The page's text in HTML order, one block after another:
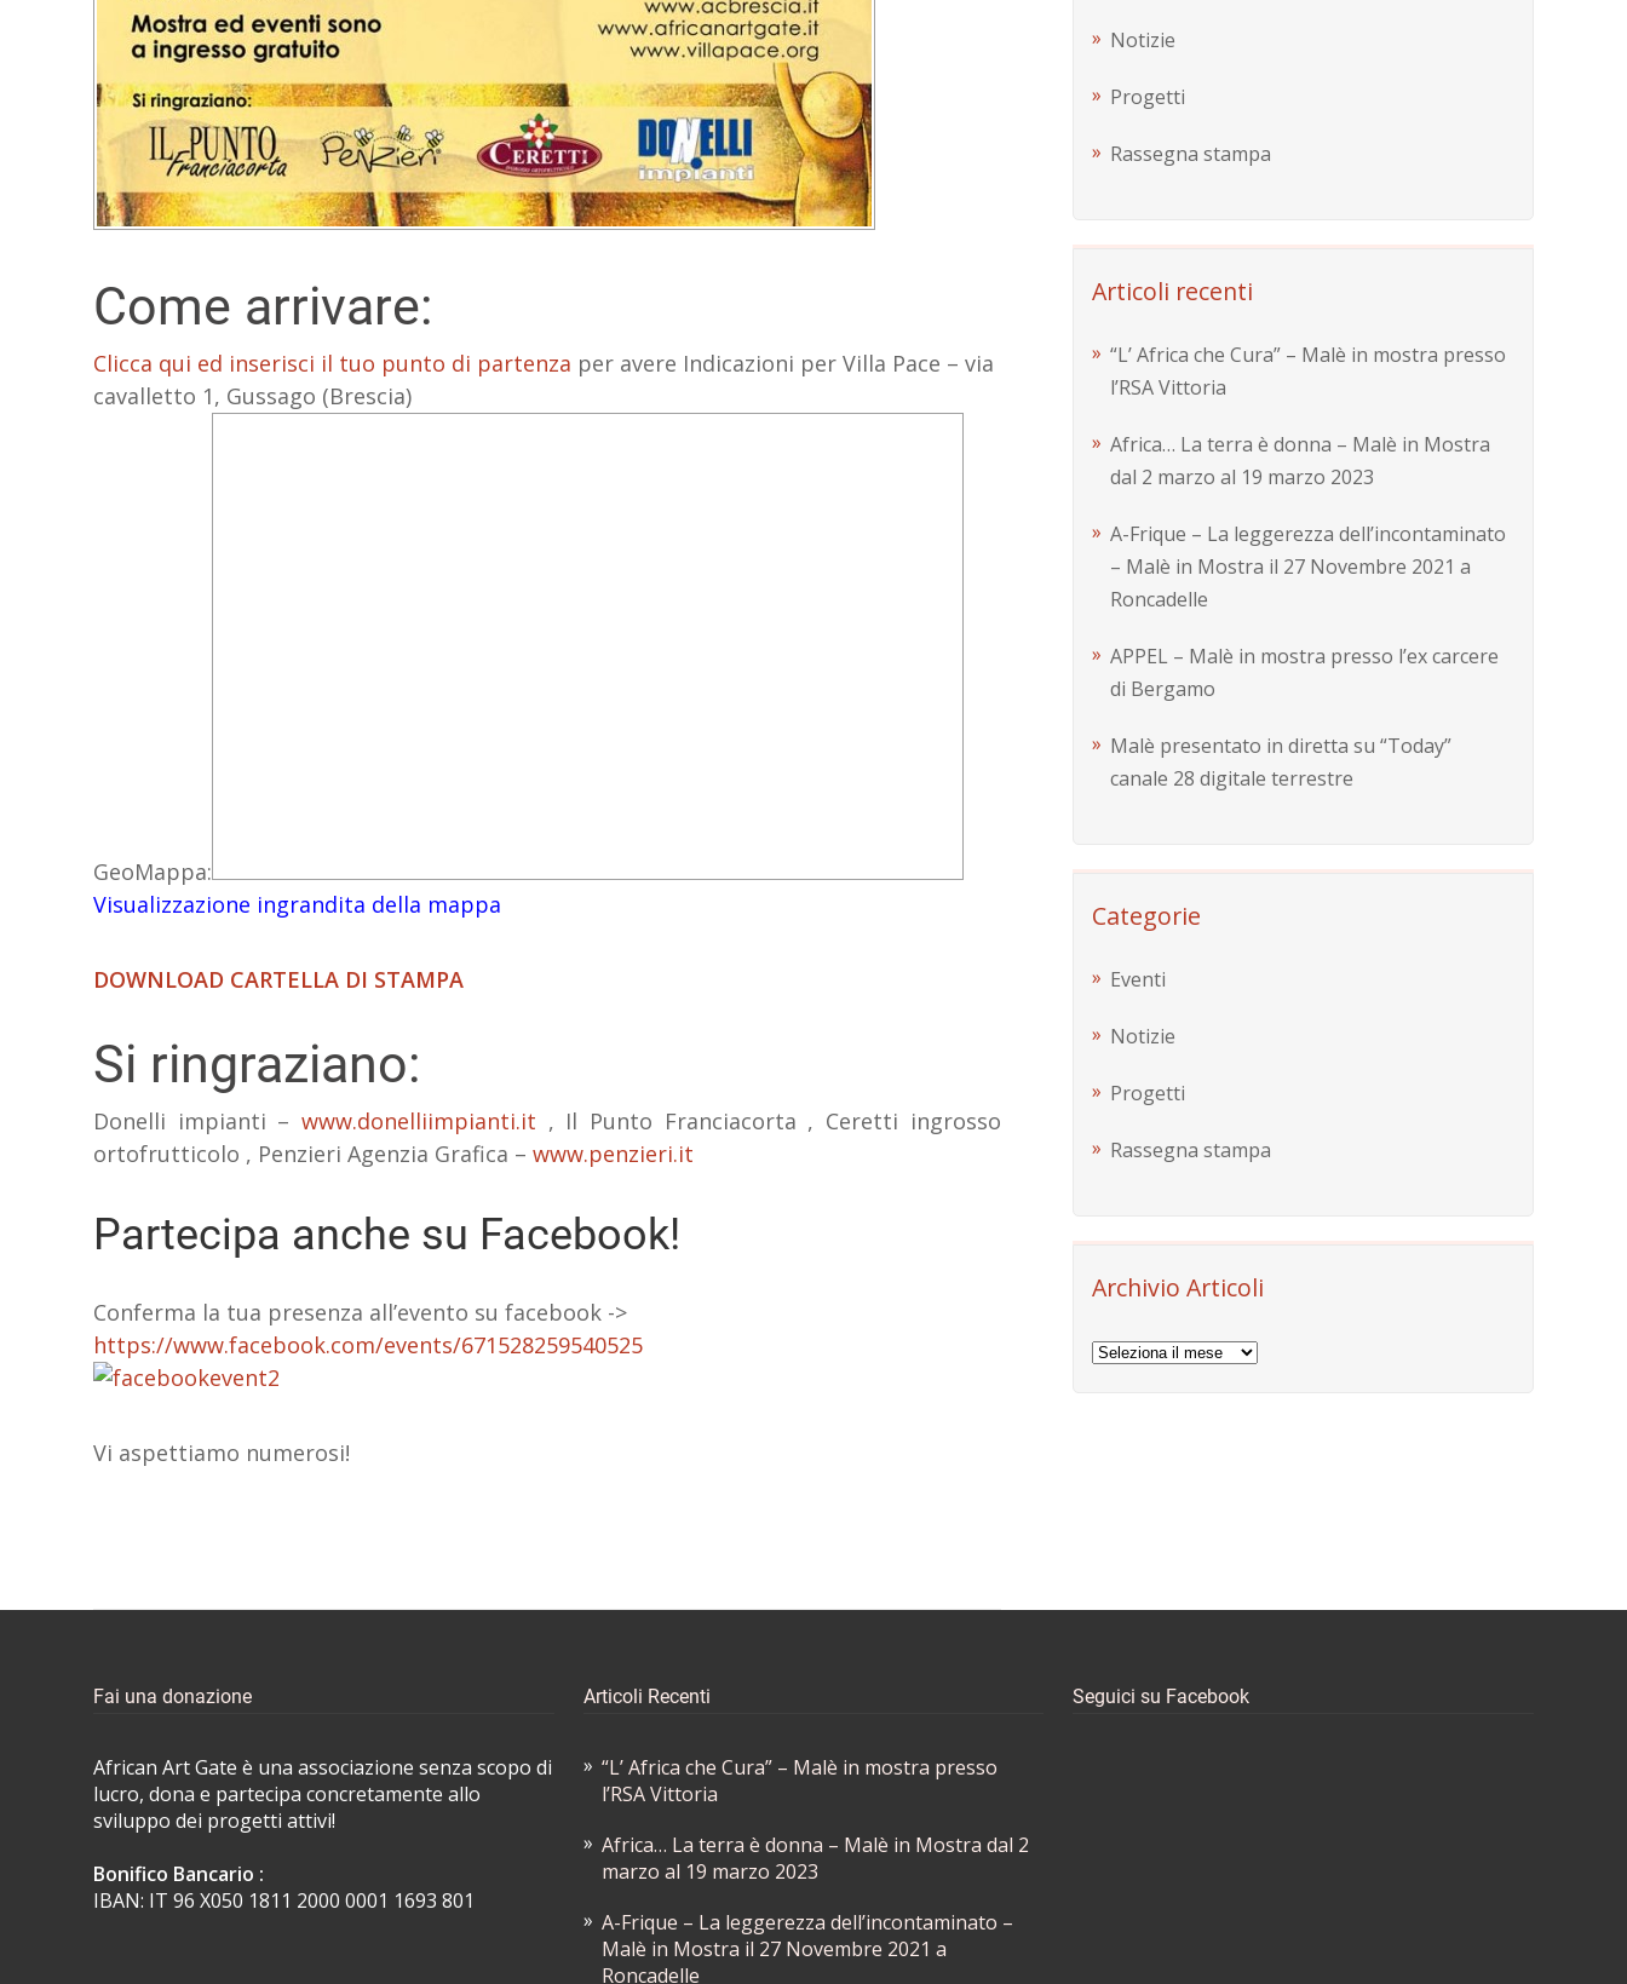
Notizie
Progetti
Rassegna stampa
Articoli recenti
“L’ Africa che Cura” – Malè in mostra presso
l’RSA Vittoria
Africa… La terra è donna – Malè in Mostra
dal 2 marzo al 19 marzo 2023
A-Frique – La leggerezza dell’incontaminato
– Malè in Mostra il 27 Novembre 2021 a
Roncadelle
APPEL – Malè in mostra presso l’ex carcere
di Bergamo
Malè presentato in diretta su “Today”
canale 28 digitale terrestre
Categorie
Eventi
Notizie
Progetti
Rassegna stampa
Archivio Articoli
Archivio
Come arrivare:
Clicca qui ed inserisci il tuo punto di partenza per avere Indicazioni per Villa Pace – via
cavalletto 1, Gussago (Brescia)
GeoMappa:
Visualizzazione ingrandita della mappa
DOWNLOAD CARTELLA DI STAMPA
Si ringraziano:
Donelli impianti – www.donelliimpianti.it , Il Punto Franciacorta , Ceretti ingrosso
ortofrutticolo , Penzieri Agenzia Grafica – www.penzieri.it
Partecipa anche su Facebook!
Conferma la tua presenza all’evento su facebook ->
https://www.facebook.com/events/671528259540525
Vi aspettiamo numerosi!
Fai una donazione
African Art Gate è una associazione senza scopo di
lucro, dona e partecipa concretamente allo
sviluppo dei progetti attivi!
Bonifico Bancario :
IBAN: IT 96 X050 1811 2000 0001 1693 801
Articoli Recenti
“L’ Africa che Cura” – Malè in mostra presso
l’RSA Vittoria
Africa… La terra è donna – Malè in Mostra dal 2
marzo al 19 marzo 2023
A-Frique – La leggerezza dell’incontaminato –
Malè in Mostra il 27 Novembre 2021 a
Roncadelle
Seguici su Facebook